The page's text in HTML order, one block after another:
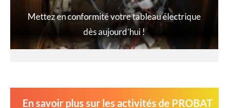
Mettez en conformité votre tableau électrique
dès aujourd’hui !
En savoir plus sur les activités de PROBAT